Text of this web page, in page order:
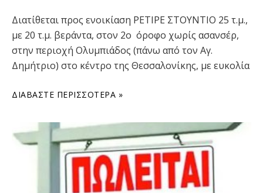
Διατίθεται προς ενοικίαση ΡΕΤΙΡΕ ΣΤΟΥΝΤΙΟ 25 τ.μ.,
με 20 τ.μ. βεράντα, στον 2ο όροφο χωρίς ασανσέρ,
στην περιοχή Ολυμπιάδος (πάνω από τον Αγ.
Δημήτριο) στο κέντρο της Θεσσαλονίκης, με ευκολία
ΔΙΑΒΆΣΤΕ ΠΕΡΙΣΣΌΤΕΡΑ »